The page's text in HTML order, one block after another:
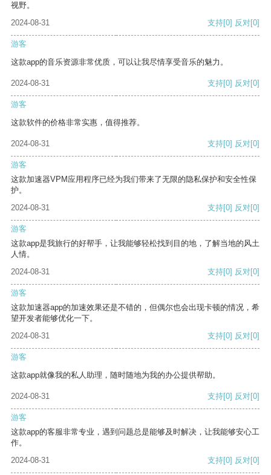
视野。
2024-08-31
支持[0] 反对[0]
游客
这款app的音乐资源非常优质，可以让我尽情享受音乐的魅力。
2024-08-31 支持[0] 反对[0]
游客
这款软件的价格非常实惠，值得推荐。
2024-08-31 支持[0] 反对[0]
游客
这款加速器VPM应用程序已经为我们带来了无限的隐私保护和安全性保
护。
2024-08-31
支持[0] 反对[0]
游客
这款app是我旅行的好帮手，让我能够轻松找到目的地，了解当地的风土
人情。
2024-08-31
支持[0] 反对[0]
游客
这款加速器app的加速效果还是不错的，但偶尔也会出现卡顿的情况，希
望开发者能够优化一下。
2024-08-31
支持[0] 反对[0]
游客
这款app就像我的私人助理，随时随地为我的办公提供帮助。
2024-08-31 支持[0] 反对[0]
游客
这款app的客服非常专业，遇到问题总是能够及时解决，让我能够安心工
作。
2024-08-31
支持[0] 反对[0]